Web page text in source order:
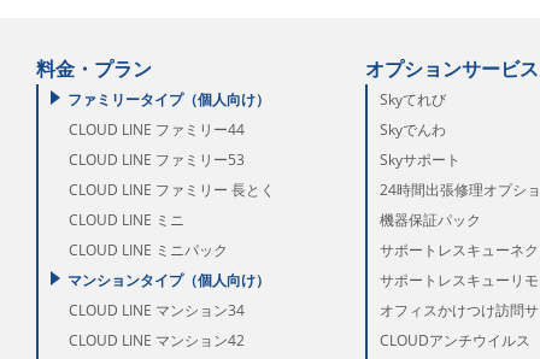
料金・プラン
ファミリータイプ（個人向け）
CLOUD LINE ファミリー44
CLOUD LINE ファミリー53
CLOUD LINE ファミリー 長とく
CLOUD LINE ミニ
CLOUD LINE ミニパック
マンションタイプ（個人向け）
CLOUD LINE マンション34
CLOUD LINE マンション42
オプションサービス
Skyてれび
Skyでんわ
Skyサポート
24時間出張修理オプシ
機器保証パック
サポートレスキューネ
サポートレスキューリ
オフィスかけつけ訪問
CLOUDアンチウイルス